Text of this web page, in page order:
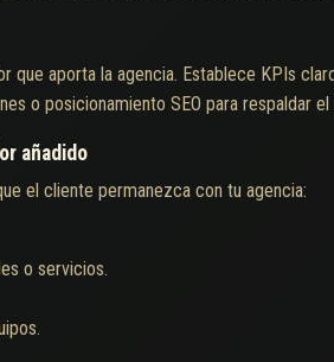
que aporta la agencia. Establece KPIs
o posicionamiento SEO para respaldar
añadido
el cliente permanezca con tu agencia:
o servicios.